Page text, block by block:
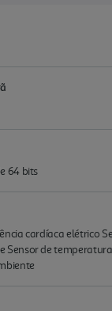
64 bits
cardíaca elétrico
Sensor de